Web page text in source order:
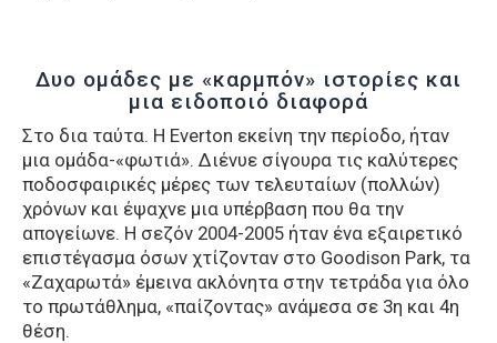
Δυο ομάδες με «καρμπόν» ιστορίες και
μια ειδοποιό διαφορά
Στο δια ταύτα. Η Everton εκείνη την περίοδο, ήταν
μια ομάδα-«φωτιά». Διένυε σίγουρα τις καλύτερες
ποδοσφαιρικές μέρες των τελευταίων (πολλών)
χρόνων και έψαχνε μια υπέρβαση που θα την
απογείωνε. Η σεζόν 2004-2005 ήταν ένα εξαιρετικό
επιστέγασμα όσων χτίζονταν στο Goodison Park, τα
«Ζαχαρωτά» έμεινα ακλόνητα στην τετράδα για όλο
το πρωτάθλημα, «παίζοντας» ανάμεσα σε 3η και 4η
θέση.